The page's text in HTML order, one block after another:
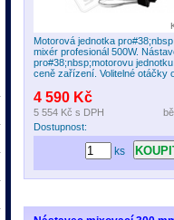
Motorová jednotka
mixér profesionál 500W.
pro#38;nbsp;motorovu
ceně zařízení. Volitelné otáčky
4 590 Kč
5 554 Kč s DPH
Dostupnost:
ks